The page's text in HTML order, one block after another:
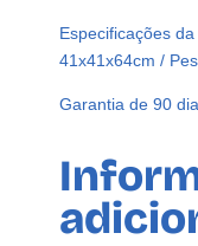
Especificações
41x41x64cm /
Garantia de 90